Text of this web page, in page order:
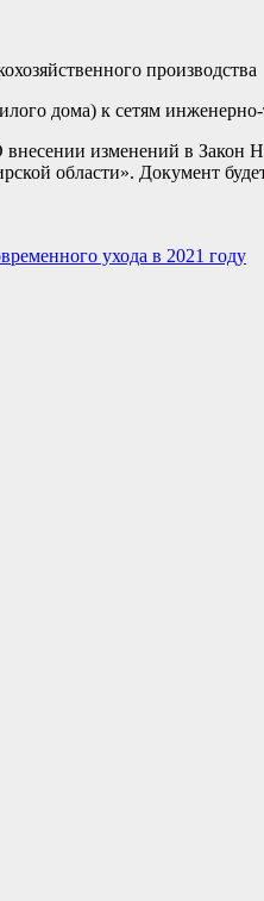
производства
дома) к сетям инженерно-
изменений в Закон
области». Документ
ухода в 2021 году